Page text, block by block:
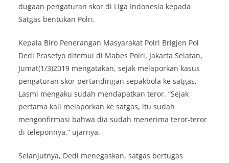
dugaan pengaturan skor di Liga Indonesia kepada
Satgas bentukan Polri.
Kepala Biro Penerangan Masyarakat Polri Brigjen Pol
Dedi Prasetyo ditemui di Mabes Polri, Jakarta Selatan,
Jumat(1/3)2019 mengatakan, sejak melaporkan kasus
pengaturan skor pertandingan sepakbola ke satgas,
Lasmi mengaku sudah mendapatkan teror. “Sejak
pertama kali melaporkan ke satgas, itu sudah
mengonfirmasi bahwa dia sudah menerima teror-teror
di teleponnya,” ujarnya.
Selanjutnya, Dedi menegaskan, satgas bertugas